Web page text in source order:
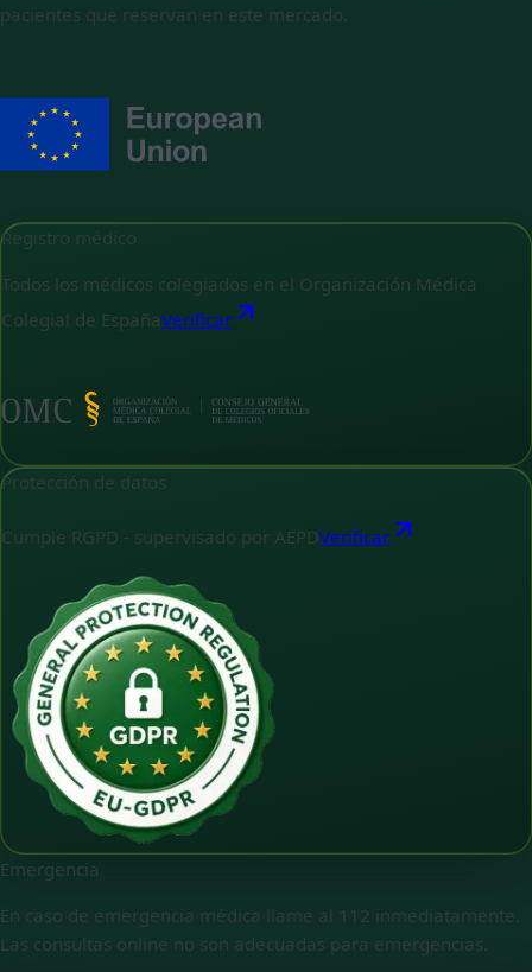
pacientes que reservan en este mercado.
Registro médico
Todos los médicos colegiados en el Organización Médica
Colegial de EspañaVerificar
Protección de datos
Cumple RGPD - supervisado por AEPDVerificar
Emergencia
En caso de emergencia médica llame al 112 inmediatamente.
Las consultas online no son adecuadas para emergencias.